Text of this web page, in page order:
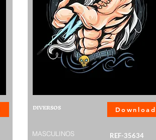
DIVERSOS Download
MASCULINOS REF-35634